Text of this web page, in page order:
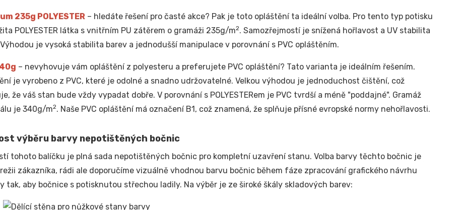
235g POLYESTER– hledáte řešení pro časté akce? Pak je toto opláštění ta ideální volba. Pro tento typ potisku
POLYESTER látka s vnitřním PU zátěrem o gramáži 235g/m2. Samozřejmostí je snížená hořlavost a UV stabilita
je vysoká stabilita barev a jednodušší manipulace v porovnání s PVC opláštěním.
– nevyhovuje vám opláštění z polyesteru a preferujete PVC opláštění? Tato varianta je ideálním řešením.
je vyrobeno z PVC, které je odolné a snadno udržovatelné. Velkou výhodou je jednoduchost čištění, což
že váš stan bude vždy vypadat dobře. V porovnání s POLYESTERem je PVC tvrdší a méně "poddajné". Gramáž
je 340g/m2. Naše PVC opláštění má označení B1, což znamená, že splňuje přísné evropské normy nehořlavosti.
výběru barvy nepotištěných bočnic
tohoto balíčku je plná sada nepotištěných bočnic pro kompletní uzavření stanu. Volba barvy těchto bočnic je
zákazníka, rádi ale doporučíme vizuálně vhodnou barvu bočnic během fáze zpracování grafického návrhu
tak, aby bočnice s potisknutou střechou ladily. Na výběr je ze široké škály skladových barev: